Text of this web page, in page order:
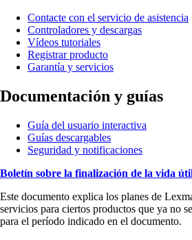
Contacte con el servicio de asistencia
Controladores y descargas
Vídeos tutoriales
Registrar producto
Garantía y servicios
Documentación y guías
Guía del usuario interactiva
Guías descargables
Seguridad y notificaciones
Boletín sobre la finalización de la vida
Este documento explica los planes de
servicios para ciertos productos que ya no
para el período indicado en el documento.